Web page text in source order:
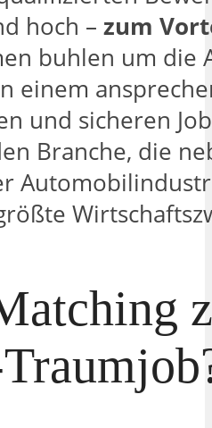
hoch – zum
buhlen um die
einem
und sicheren
Branche, die